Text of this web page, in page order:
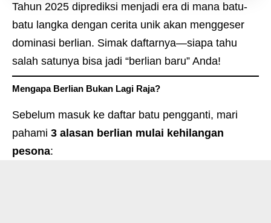
Tahun 2025 diprediksi menjadi era di mana batu-
batu langka dengan cerita unik akan menggeser
dominasi berlian. Simak daftarnya—siapa tahu
salah satunya bisa jadi “berlian baru” Anda!
Mengapa Berlian Bukan Lagi Raja?
Sebelum masuk ke daftar batu pengganti, mari
pahami 3 alasan berlian mulai kehilangan
pesona: